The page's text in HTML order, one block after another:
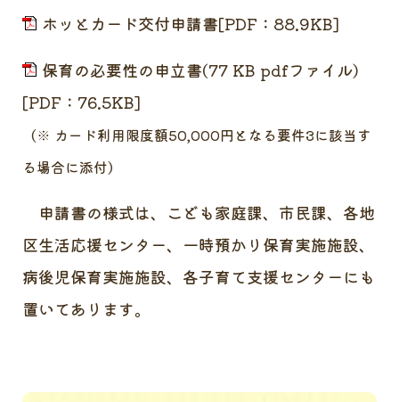
ホッとカード交付申請書[PDF：88.9KB]
保育の必要性の申立書(77 KB pdfファイル)
[PDF：76.5KB]
（※ カード利用限度額50,000円となる要件3に該当す
る場合に添付）
申請書の様式は、
こども家庭課、市民課、各地
区生活応援センター、一時預かり保育実施施設、
病後児保育実施施設、各子育て支援センターにも
置いてあります。